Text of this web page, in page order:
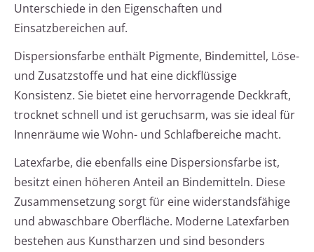
Unterschiede in den Eigenschaften und
Einsatzbereichen auf.
Dispersionsfarbe enthält Pigmente, Bindemittel, Löse-
und Zusatzstoffe und hat eine dickflüssige
Konsistenz. Sie bietet eine hervorragende Deckkraft,
trocknet schnell und ist geruchsarm, was sie ideal für
Innenräume wie Wohn- und Schlafbereiche macht.
Latexfarbe, die ebenfalls eine Dispersionsfarbe ist,
besitzt einen höheren Anteil an Bindemitteln. Diese
Zusammensetzung sorgt für eine widerstandsfähige
und abwaschbare Oberfläche. Moderne Latexfarben
bestehen aus Kunstharzen und sind besonders